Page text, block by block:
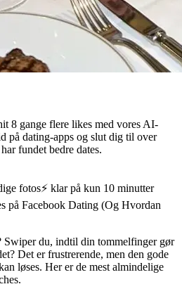
8 gange flere likes med vores AI-
på dating-apps og slut dig til over
fundet bedre dates.
fotos⚡️ klar på kun 10 minutter
på Facebook Dating (Og Hvordan
Swiper du, indtil din tommelfinger gør
Det er frustrerende, men den gode
løses. Her er de mest almindelige